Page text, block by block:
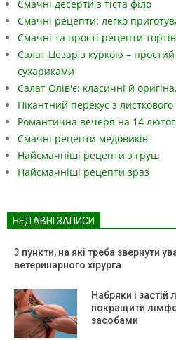
Смачні десерти з тіста філо
Смачні рецепти: легко
Смачні та прості рецепти тортів
Салат Цезар з куркою –
сухариками
Салат Олів'є: класичні й
Пікантний перекус з листкового
Романтична вечеря на 14
Смачні рецепти медовиків
Найсмачніші рецепти з груш
Найсмачніші рецепти зраз
НЕДАВНІ ЗАПИСИ
3 пункти, на які треба звернути
ветеринарного хірурга
Набряки і застій
покращити
засобами